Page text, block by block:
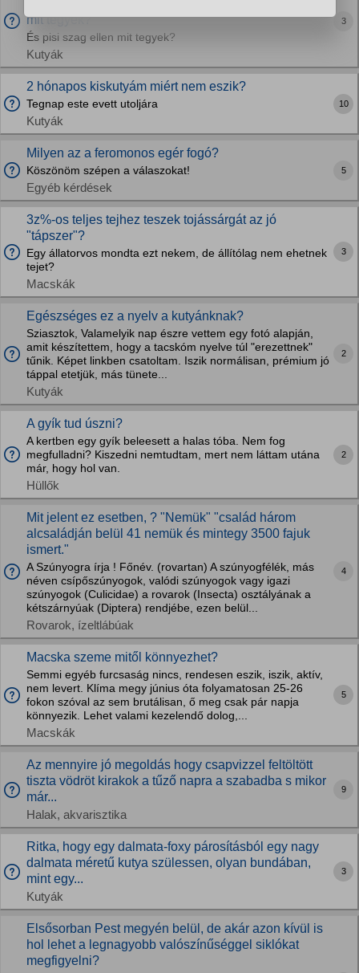
mit tegyek?
És pisi szag ellen mit tegyek?
Kutyák
3
2 hónapos kiskutyám miért nem eszik?
Tegnap este evett utoljára
Kutyák
10
Milyen az a feromonos egér fogó?
Köszönöm szépen a válaszokat!
Egyéb kérdések
5
3z%-os teljes tejhez teszek tojássárgát az jó
"tápszer"?
Egy állatorvos mondta ezt nekem, de állítólag nem ehetnek
tejet?
Macskák
3
Egészséges ez a nyelv a kutyánknak?
Sziasztok, Valamelyik nap észre vettem egy fotó alapján,
amit készítettem, hogy a tacskóm nyelve túl "erezettnek"
tűnik. Képet linkben csatoltam. Iszik normálisan, prémium jó
táppal etetjük, más tünete...
Kutyák
2
A gyík tud úszni?
A kertben egy gyík beleesett a halas tóba. Nem fog
megfulladni? Kiszedni nemtudtam, mert nem láttam utána
már, hogy hol van.
Hüllők
2
Mit jelent ez esetben, ? "Nemük" "család három
alcsaládján belül 41 nemük és mintegy 3500 fajuk
ismert."
A Szúnyogra írja ! Főnév. (rovartan) A szúnyogfélék, más
néven csípőszúnyogok, valódi szúnyogok vagy igazi
szúnyogok (Culicidae) a rovarok (Insecta) osztályának a
kétszárnyúak (Diptera) rendjébe, ezen belül...
Rovarok, ízeltlábúak
4
Macska szeme mitől könnyezhet?
Semmi egyéb furcsaság nincs, rendesen eszik, iszik, aktív,
nem levert. Klíma megy június óta folyamatosan 25-26
fokon szóval az sem brutálisan, ő meg csak pár napja
könnyezik. Lehet valami kezelendő dolog,...
Macskák
5
Az mennyire jó megoldás hogy csapvizzel feltöltött
tiszta vödröt kirakok a tűző napra a szabadba s mikor
már...
Halak, akvarisztika
9
Ritka, hogy egy dalmata-foxy párosításból egy nagy
dalmata méretű kutya szülessen, olyan bundában,
mint egy...
Kutyák
3
Elsősorban Pest megyén belül, de akár azon kívül is
hol lehet a legnagyobb valószínűséggel siklókat
megfigyelni?